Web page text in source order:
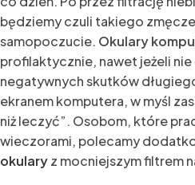
będziemy czuli takiego
samopoczucie. Okulary
profilaktycznie, nawet jeżeli
negatywnych skutków
ekranem komputera, w myśl
niż leczyć”. Osobom, które
wieczorami, polecamy
okularyz mocniejszym filtrem